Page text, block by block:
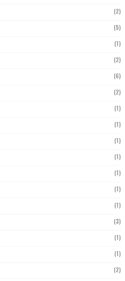
(2)
(5)
(1)
(2)
(6)
(2)
(1)
(1)
(1)
(1)
(1)
(1)
(1)
(3)
(1)
(1)
(2)